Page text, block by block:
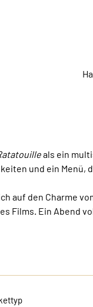
als ein
und ein Menü,
auf den Charme
Films. Ein Abend